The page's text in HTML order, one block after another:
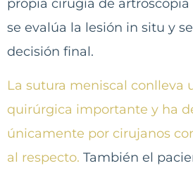
propia cirugía de
se evalúa la lesión in situ y
decisión final.
La sutura meniscal conlleva
quirúrgica importante y ha
únicamente por cirujanos
al respecto. También el